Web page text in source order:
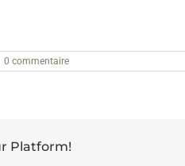
0 commentaire
Platform!